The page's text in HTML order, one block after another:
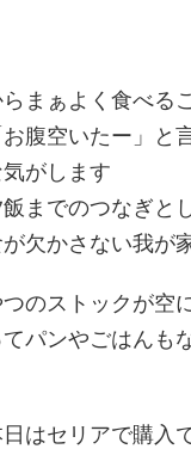
まぁよく食べる
腹空いたー」と
がします
までのつなぎと
欠かさない我が
のストックが空
パンやごはんも
はセリアで購入